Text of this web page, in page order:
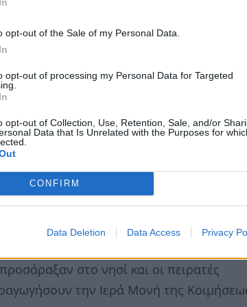
opt-out of the Sale of my Personal Data.
opt-out of processing my Personal Data for Targeted
opt-out of Collection, Use, Retention, Sale, and/or
Data that Is Unrelated with the Purposes for
CONFIRM
Data Deletion Data Access Privacy
το όνομά τους στην Παναγία της
και θαυματουργά
και εξαφανίζονται αμέσως μετά
παράδοση την έκαναν πριν
στο νησί και οι πειρατές
την Ιερά Μονή της